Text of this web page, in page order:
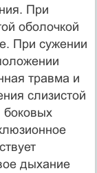
При
оболочкой
При сужении
травма и
слизистой
боковых
дыхание